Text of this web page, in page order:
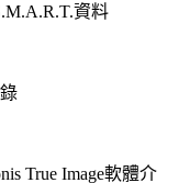
資料
True Image軟體介